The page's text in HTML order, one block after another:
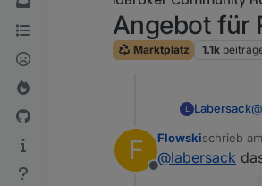
Angebot für
Marktplatz 1.1k
L Labersack@
F
Offline
Flowskischrieb am
zuletzt
@labersack